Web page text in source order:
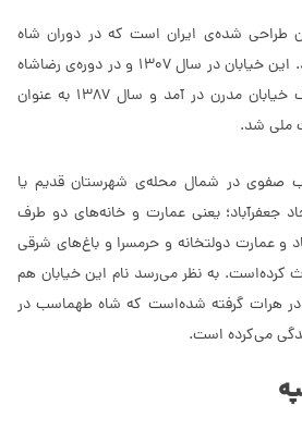
طراحی شده‌ی ایران است که در دوران شاه
طهماسب صفوی احداث شد. این خیابان در سال 1307 و در دوره‌ی رضاشاه
سنگفرش شد و به شکل یک خیابان مدرن در آمد و سال 1387 به عنوان
ملی شد.
صفوی در شمال محله‌ی شهرستان قدیم یا
جعفرآباد؛ یعنی عمارت و خانه‌های دو طرف
و عمارت دولتخانه و حرمسرا و باغ‌های شرقی
کرده‌است. به نظر می‌رسد نام این خیابان هم
در هرات گرفته شده‌است که شاه طهماسب در
می‌کرده است.